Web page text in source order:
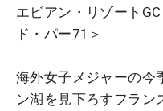
エビアン・リゾート
ド・パー71＞
海外女子メジャーの今
ン湖を見下ろすフラン